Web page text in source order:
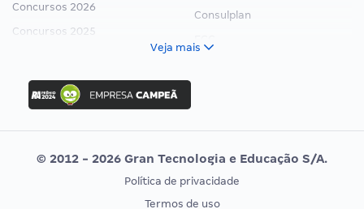
Concursos 2026
Concursos 2025
Concurso Ibama
Concurso MPU
Editais publicados
Consulplan
Vunesp
CONCURSOS POR PROFISSÃO
EXAME DE ORDEM
Veja mais
© 2012 - 2026 Gran Tecnologia e Educação S/A.
Política de privacidade
Termos de uso